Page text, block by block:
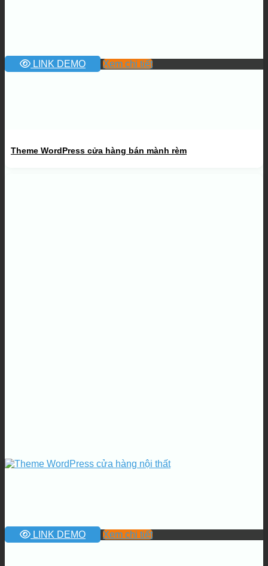
LINK DEMO Xem chi tiết
Theme WordPress cửa hàng bán mành rèm
LINK DEMO Xem chi tiết